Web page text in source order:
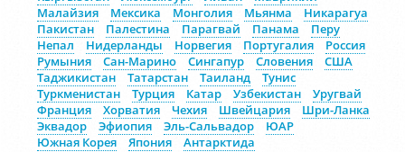
Малайзия
Мексика Монголия Мьянма
Никарагуа
Пакистан
Палестина Парагвай Панама
Перу
Непал
Нидерланды Норвегия Португалия
Россия
Румыния
Сан-Марино Сингапур Словения
США
Таджикистан
Татарстан Таиланд
Тунис
Туркменистан
Турция Катар Узбекистан
Уругвай
Франция
Хорватия Чехия Швейцария
Шри-Ланка
Эквадор
Эфиопия Эль-Сальвадор
ЮАР
Южная Корея
Япония Антарктида